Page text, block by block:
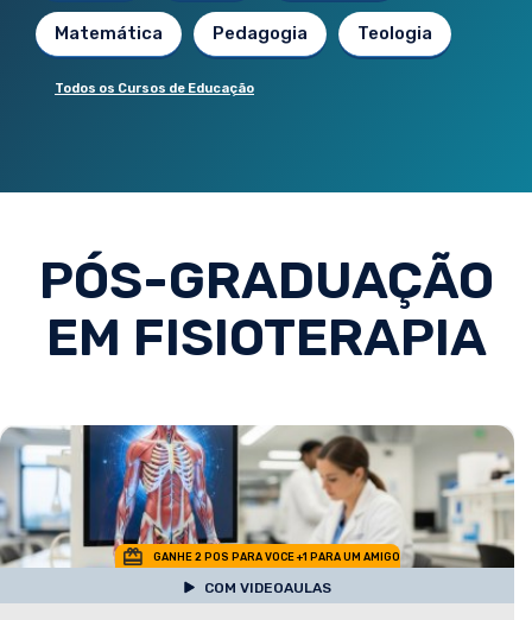
Matemática Pedagogia Teologia
Todos os Cursos de Educação
PÓS-GRADUAÇÃO
EM FISIOTERAPIA
GANHE 2 POS PARA VOCE +1 PARA UM AMIGO
COM VIDEOAULAS